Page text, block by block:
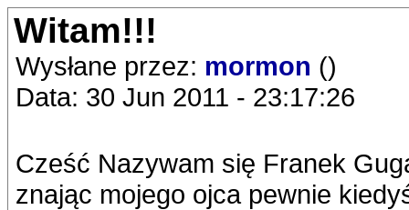
Witam!!!
Wysłane przez: mormon ()
Data: 30 Jun 2011 - 23:17:26
Cześć Nazywam się Franek
znając mojego ojca pewnie